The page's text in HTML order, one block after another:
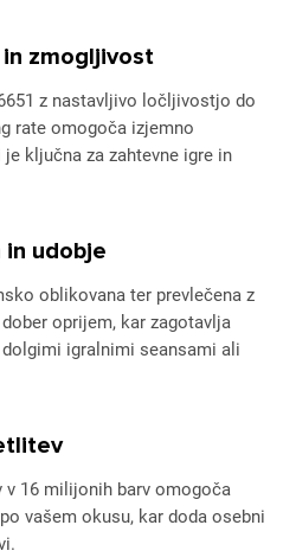
zmogljivost
z nastavljivo ločljivostjo do
rate omogoča izjemno
ključna za zahtevne igre in
in udobje
oblikovana ter prevlečena z
oprijem, kar zagotavlja
igralnimi seansami ali
v 16 milijonih barv omogoča
vašem okusu, kar doda osebni